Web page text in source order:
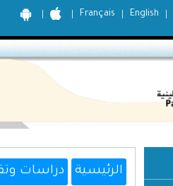
Français English
الرئيسية دراسات